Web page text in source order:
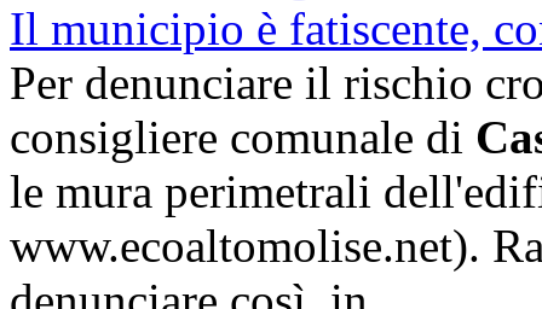
Il municipio è fatiscente,
Per denunciare il rischio
consigliere comunale di
le mura perimetrali
www.ecoaltomolise.net).